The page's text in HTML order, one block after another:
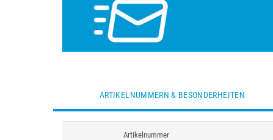
ARTIKELNUMMERN & BESONDERHEITEN
Artikelnummer